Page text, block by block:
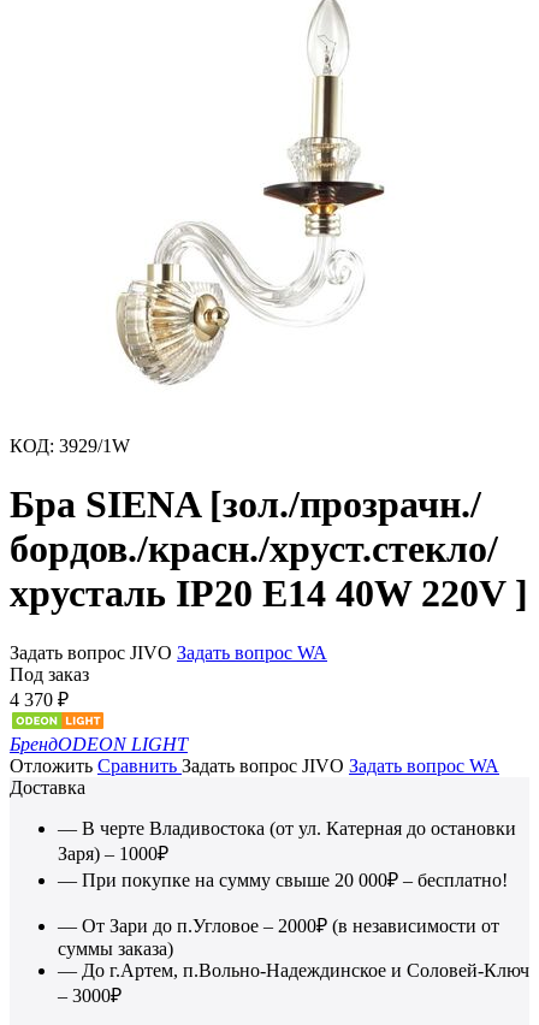
КОД: 3929/1W
Бра SIENA [зол./прозрачн./
бордов./красн./хруст.стекло/
хрусталь IP20 E14 40W 220V ]
Задать вопрос JIVO Задать вопрос WA
Под заказ
4 370 ₽
БрендODEON LIGHT
Отложить Сравнить Задать вопрос JIVO Задать вопрос WA
Доставка
— В черте Владивостока (от ул. Катерная до остановки
Заря) – 1000₽
— При покупке на сумму свыше 20 000₽ – бесплатно!
— От Зари до п.Угловое – 2000₽ (в независимости от
суммы заказа)
— До г.Артем, п.Вольно-Надеждинское и Соловей-Ключ
– 3000₽